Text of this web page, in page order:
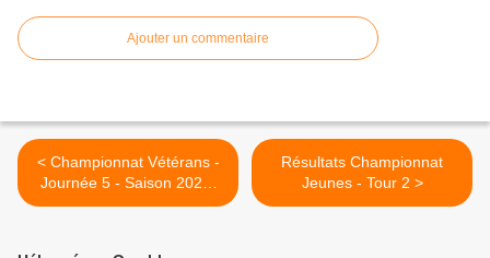
Ajouter un commentaire
< Championnat Vétérans -
Journée 5 - Saison 2023-
2024
Résultats Championnat
Jeunes - Tour 2 >